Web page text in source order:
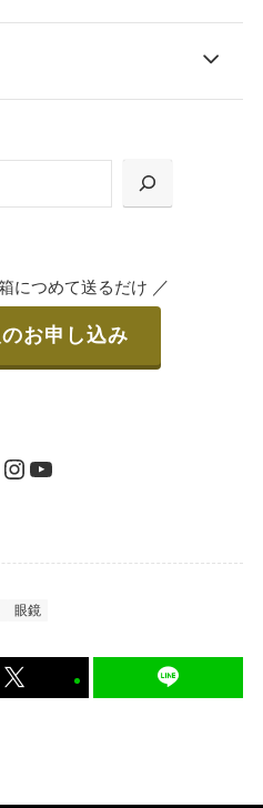
集荷申込」からお選び
承認 / 入金
ます。買取金額にご納
即日の入金が可能で
につめて送るだけ ／
お申し込み
インスタグラムユーチューブ
眼鏡